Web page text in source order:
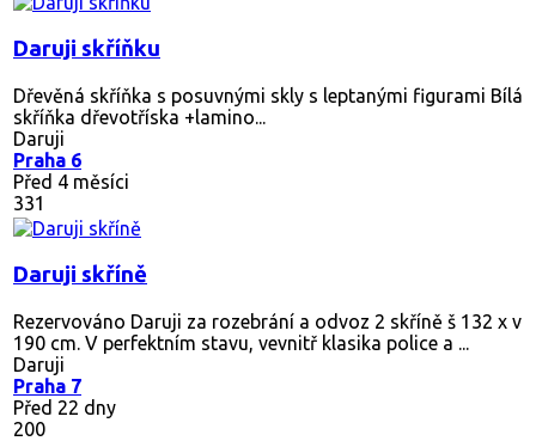
Daruji skříňku
Dřevěná skříňka s posuvnými skly s leptanými figurami Bílá
skříňka dřevotříska +lamino...
Daruji
Praha 6
Před 4 měsíci
331
Daruji skříně
Rezervováno Daruji za rozebrání a odvoz 2 skříně š 132 x v
190 cm. V perfektním stavu, vevnitř klasika police a ...
Daruji
Praha 7
Před 22 dny
200